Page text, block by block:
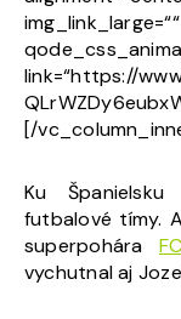
link=“https://
[/
Ku
futbalové tímy.
superpohára
vychutnal aj